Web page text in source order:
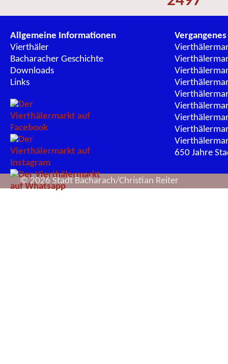
Allgemeine Informationen
Vierthäler
Bacharacher Geschichte
Downloads
Links
Vergangenes
650 Jahre
© 2026 Stadt Bacharach/Christian Reiter